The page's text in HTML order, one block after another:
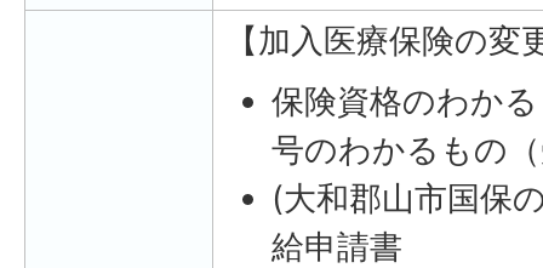
【加入医療保険の変
保険資格のわか
号のわかるもの
(大和郡山市国保
給申請書